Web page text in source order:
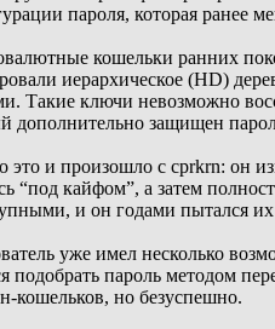
пароля, которая ранее
кошельки ранних
иерархическое (HD)
Такие ключи невозможно
дополнительно защищен
это и произошло с cprkrn: он
“под кайфом”, а затем
и он годами пытался их
уже имел несколько
подобрать пароль методом
кошельков, но безуспешно.